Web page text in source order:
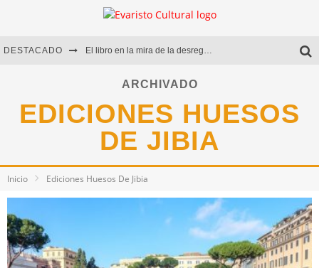
DESTACADO El libro en la mira de la desregulación
Marcelo Rubio | El llovedor
Diego Meret | Hotel Acapulco
Alejandra Correa | La nieve
ARCHIVADO
EDICIONES HUESOS
DE JIBIA
Inicio Ediciones Huesos De Jibia